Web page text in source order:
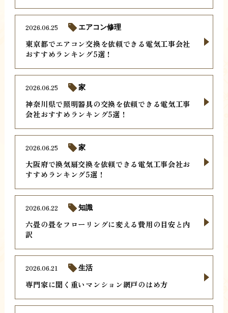
東京都でエアコン交換を依頼できる電気工事会社
おすすめランキング5選！
2026.06.25 エアコン修理
神奈川県で照明器具の交換を依頼できる電気工事
会社おすすめランキング5選！
2026.06.25 家
大阪府で換気扇交換を依頼できる電気工事会社お
すすめランキング5選！
2026.06.25 家
六畳の畳をフローリングに変える費用の目安と内
訳
2026.06.22 知識
専門家に聞く重いマンション網戸のはめ方
2026.06.21 生活